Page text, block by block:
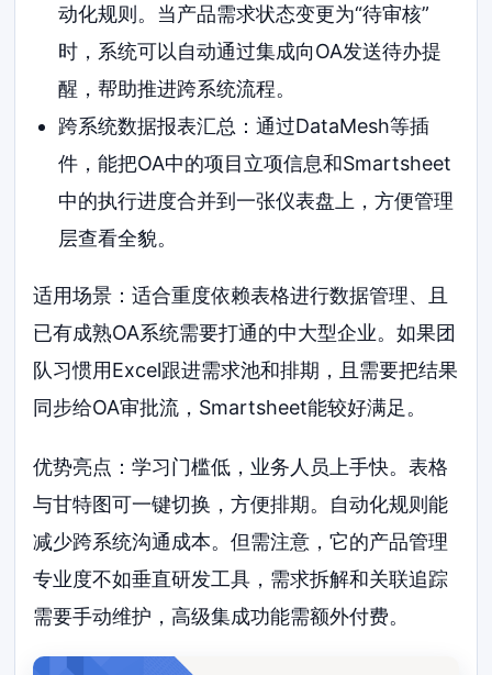
动化规则。当产品需求状态变更为“待审核”
时，系统可以自动通过集成向OA发送待办提
醒，帮助推进跨系统流程。
跨系统数据报表汇总：通过DataMesh等插
件，能把OA中的项目立项信息和Smartsheet
中的执行进度合并到一张仪表盘上，方便管理
层查看全貌。
适用场景：适合重度依赖表格进行数据管理、且
已有成熟OA系统需要打通的中大型企业。如果团
队习惯用Excel跟进需求池和排期，且需要把结果
同步给OA审批流，Smartsheet能较好满足。
优势亮点：学习门槛低，业务人员上手快。表格
与甘特图可一键切换，方便排期。自动化规则能
减少跨系统沟通成本。但需注意，它的产品管理
专业度不如垂直研发工具，需求拆解和关联追踪
需要手动维护，高级集成功能需额外付费。